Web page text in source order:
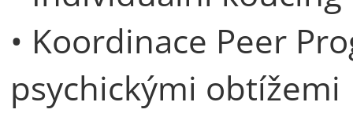
• Koordinace Peer
psychickými obtížemi